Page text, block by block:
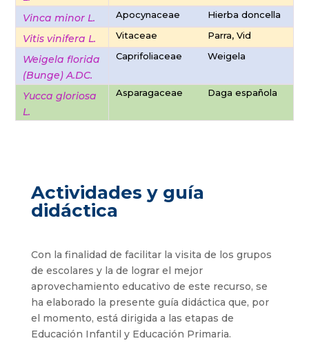
Vinca minor L.
Apocynaceae Hierba doncella
Vitis vinifera L. Vitaceae Parra, Vid
Weigela florida
(Bunge) A.DC.
Caprifoliaceae Weigela
Yucca gloriosa
L.
Asparagaceae Daga española
Actividades y guía
didáctica
Con la finalidad de facilitar la visita de los grupos
de escolares y la de lograr el mejor
aprovechamiento educativo de este recurso, se
ha elaborado la presente guía didáctica que, por
el momento, está dirigida a las etapas de
Educación Infantil y Educación Primaria.